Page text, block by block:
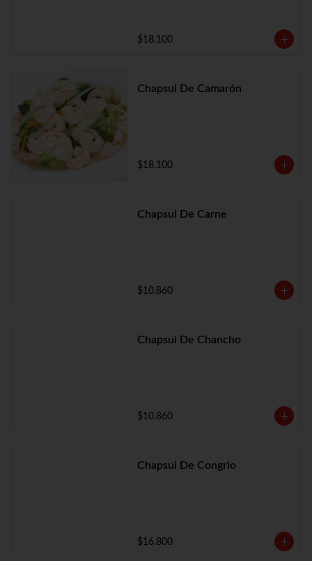
$18.100
Chapsui De Camarón
$18.100
Chapsui De Carne
$10.860
Chapsui De Chancho
$10.860
Chapsui De Congrio
$16.800